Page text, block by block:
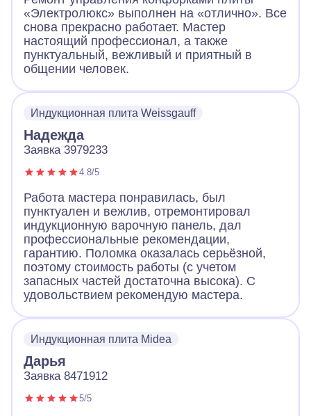
«Электролюкс» выполнен на «отлично». Все
снова прекрасно работает. Мастер
настоящий профессионал, а также
пунктуальный, вежливый и приятный в
общении человек.
Индукционная плита Weissgauff
Надежда
Заявка 3979233
4.8/5
Работа мастера понравилась, был
пунктуален и вежлив, отремонтировал
индукционную варочную панель, дал
профессиональные рекомендации,
гарантию. Поломка оказалась серьёзной,
поэтому стоимость работы (с учетом
запасных частей достаточна высока). С
удовольствием рекомендую мастера.
Индукционная плита Midea
Дарья
Заявка 8471912
5/5